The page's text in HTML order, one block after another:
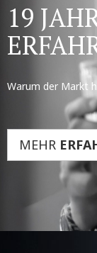
19
Warum der Markt
MEHR